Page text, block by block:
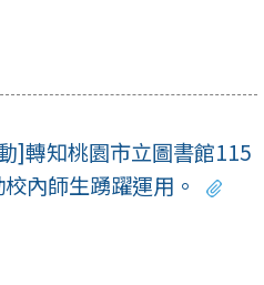
]轉知桃園市立圖書館115
內師生踴躍運用。